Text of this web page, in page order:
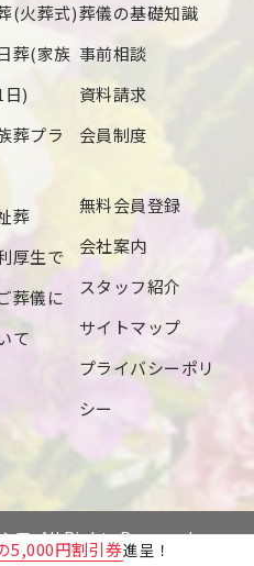
5,000円割引券進呈！
(火葬式)
葬(家族
日)
葬プラ
葬
厚生で
葬儀に
て
葬儀の基礎知識
事前相談
資料請求
会員制度
無料会員登録
会社案内
スタッフ紹介
サイトマップ
プライバシーポリ
シー
ア. All Rights Reserved.